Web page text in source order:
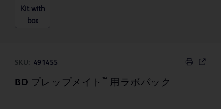
SKU: 491455
BD プレップメイト ™ 用ラボパック